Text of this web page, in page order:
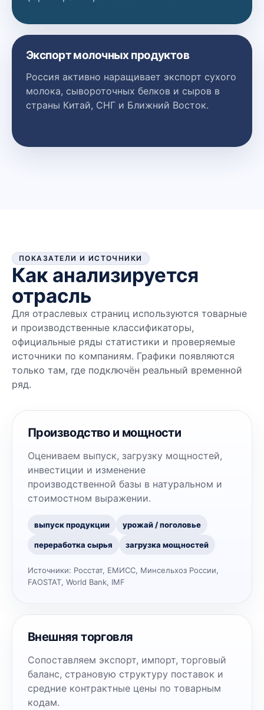
Экспорт молочных продуктов
Россия активно наращивает экспорт сухого
молока, сывороточных белков и сыров в
страны Китай, СНГ и Ближний Восток.
ПОКАЗАТЕЛИ И ИСТОЧНИКИ
Как анализируется
отрасль
Для отраслевых страниц используются товарные
и производственные классификаторы,
официальные ряды статистики и проверяемые
источники по компаниям. Графики появляются
только там, где подключён реальный временной
ряд.
Производство и мощности
Оцениваем выпуск, загрузку мощностей,
инвестиции и изменение
производственной базы в натуральном и
стоимостном выражении.
выпуск продукции урожай / поголовье
переработка сырья загрузка мощностей
Источники: Росстат, ЕМИСС, Минсельхоз России,
FAOSTAT, World Bank, IMF
Внешняя торговля
Сопоставляем экспорт, импорт, торговый
баланс, страновую структуру поставок и
средние контрактные цены по товарным
кодам.